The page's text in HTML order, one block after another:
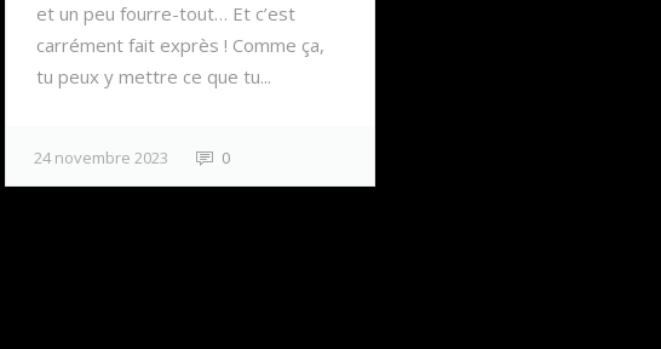
et un peu fourre-tout… Et c’est
carrément fait exprès ! Comme ça,
tu peux y mettre ce que tu...
24 novembre 2023 0